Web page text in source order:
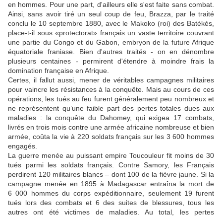
en hommes. Pour une part, d'ailleurs elle s'est faite sans combat.
Ainsi, sans avoir tiré un seul coup de feu, Brazza, par le traité
conclu le 10 septembre 1880, avec le Makoko (roi) des Batékés,
place-t-il sous «protectorat» français un vaste territoire couvrant
une partie du Congo et du Gabon, embryon de la future Afrique
équatoriale franiase. Bien d'autres traités - on en dénombre
plusieurs centaines - permirent d'étendre à moindre frais la
domination française en Afrique.
Certes, il fallut aussi, mener de véritables campagnes militaires
pour vaincre les résistances à la conquête. Mais au cours de ces
opérations, les tués au feu furent généralement peu nombreux et
ne représentent qu’une faible part des pertes totales dues aux
maladies : la conquête du Dahomey, qui exigea 17 combats,
livrés en trois mois contre une armée africaine nombreuse et bien
armée, coûta la vie à 220 soldats français sur les 3 600 hommes
engagés.
La guerre menée au puissant empire Toucouleur fit moins de 30
tués parmi les soldats français. Contre Samory, les Français
perdirent 120 militaires blancs – dont 100 de la fièvre jaune. Si la
campagne menée en 1895 à Madagascar entraîna la mort de
6 000 hommes du corps expéditionnaire, seulement 19 furent
tués lors des combats et 6 des suites de blessures, tous les
autres ont été victimes de maladies. Au total, les pertes